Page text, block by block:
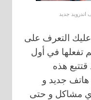
اندرويد جديد
التعرف على
تفعلها في أول
هذه
هاتف جديد و
مشاكل و حتى